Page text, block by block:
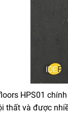
HPS01
thất và được